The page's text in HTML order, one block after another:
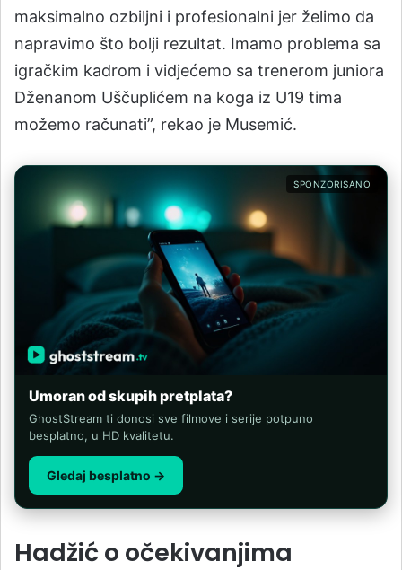
maksimalno ozbiljni i profesionalni jer želimo da
napravimo što bolji rezultat. Imamo problema sa
igračkim kadrom i vidjećemo sa trenerom juniora
Dženanom Uščuplićem na koga iz U19 tima
možemo računati”, rekao je Musemić.
SPONZORISANO
Umoran od skupih pretplata?
GhostStream ti donosi sve filmove i serije potpuno
besplatno, u HD kvalitetu.
Gledaj besplatno →
Hadžić o očekivanjima